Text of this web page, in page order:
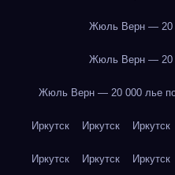
Жюль Верн — 20
Жюль Верн — 20
Жюль Верн — 20 000 лье
Иркутск Иркутск Иркутск
Иркутск Иркутск Иркутск